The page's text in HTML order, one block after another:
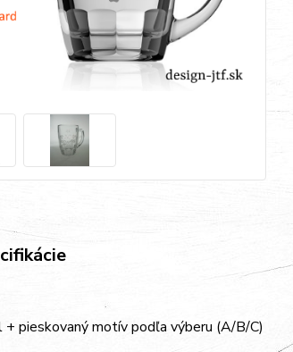
pieskovaný motív podľa výberu (A/B/C)